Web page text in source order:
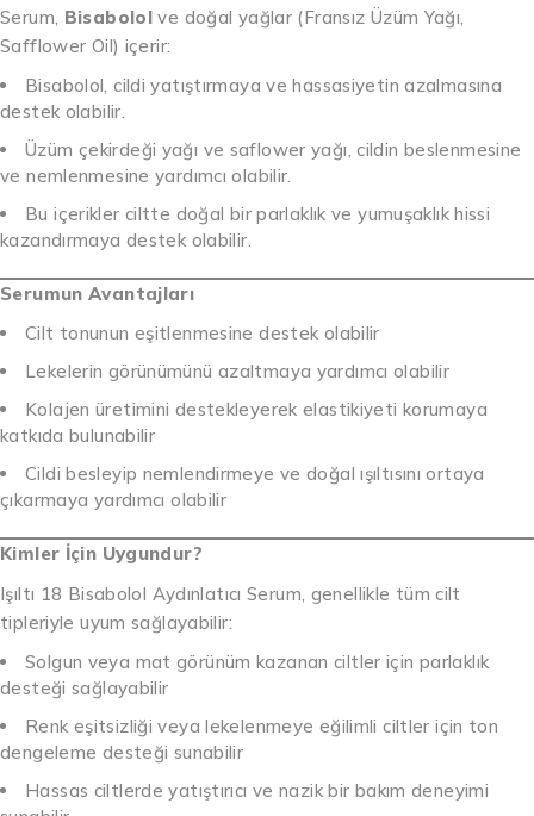
Serum, Bisabolol ve doğal yağlar (Fransız Üzüm Yağı,
Safflower Oil) içerir:
Bisabolol, cildi yatıştırmaya ve hassasiyetin azalmasına
destek olabilir.
Üzüm çekirdeği yağı ve saflower yağı, cildin beslenmesine
ve nemlenmesine yardımcı olabilir.
Bu içerikler ciltte doğal bir parlaklık ve yumuşaklık hissi
kazandırmaya destek olabilir.
Serumun Avantajları
Cilt tonunun eşitlenmesine destek olabilir
Lekelerin görünümünü azaltmaya yardımcı olabilir
Kolajen üretimini destekleyerek elastikiyeti korumaya
katkıda bulunabilir
Cildi besleyip nemlendirmeye ve doğal ışıltısını ortaya
çıkarmaya yardımcı olabilir
Kimler İçin Uygundur?
Işıltı 18 Bisabolol Aydınlatıcı Serum, genellikle tüm cilt
tipleriyle uyum sağlayabilir:
Solgun veya mat görünüm kazanan ciltler için parlaklık
desteği sağlayabilir
Renk eşitsizliği veya lekelenmeye eğilimli ciltler için ton
dengeleme desteği sunabilir
Hassas ciltlerde yatıştırıcı ve nazik bir bakım deneyimi